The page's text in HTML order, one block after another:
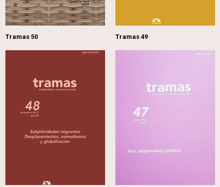
Tramas 50 Tramas 49